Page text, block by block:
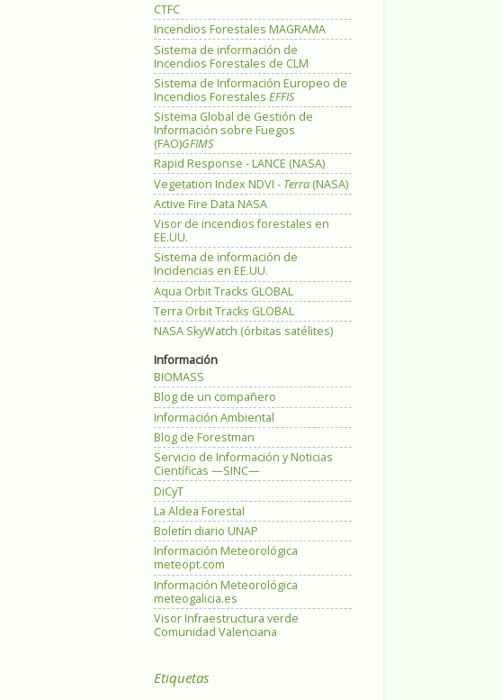
CTFC
Incendios Forestales MAGRAMA
Sistema de información de
Incendios Forestales de CLM
Sistema de Información Europeo de
Incendios Forestales EFFIS
Sistema Global de Gestión de
Información sobre Fuegos
(FAO)GFIMS
Rapid Response - LANCE (NASA)
Vegetation Index NDVI - Terra (NASA)
Active Fire Data NASA
Visor de incendios forestales en
EE.UU.
Sistema de información de
Incidencias en EE.UU.
Aqua Orbit Tracks GLOBAL
Terra Orbit Tracks GLOBAL
NASA SkyWatch (órbitas satélites)
Información
BIOMASS
Blog de un compañero
Información Ambiental
Blog de Forestman
Servicio de Información y Noticias
Científicas —SINC—
DiCyT
La Aldea Forestal
Boletín diario UNAP
Información Meteorológica
meteopt.com
Información Meteorológica
meteogalicia.es
Visor Infraestructura verde
Comunidad Valenciana
Etiquetas